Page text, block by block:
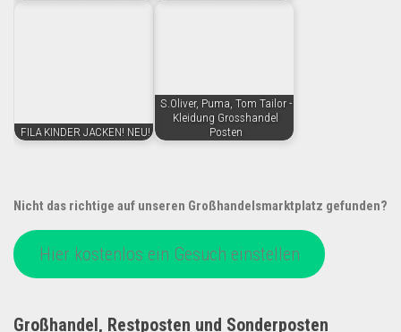
FILA KINDER JACKEN! NEU!
S.Oliver, Puma, Tom Tailor -
Kleidung Grosshandel
Posten
Nicht das richtige auf unseren Großhandelsmarktplatz gefunden?
Hier kostenlos ein Gesuch einstellen
Großhandel, Restposten und Sonderposten